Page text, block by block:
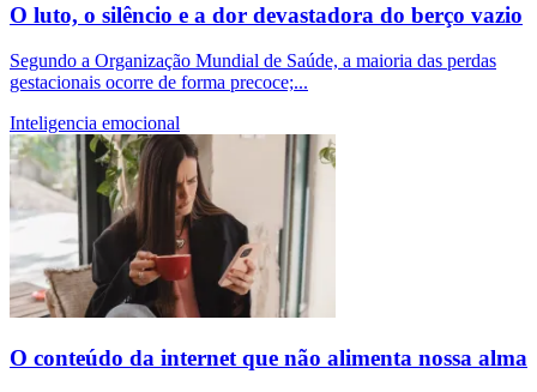
O luto, o silêncio e a dor devastadora do berço vazio
Segundo a Organização Mundial de Saúde, a maioria das perdas
gestacionais ocorre de forma precoce;...
Inteligencia emocional
O conteúdo da internet que não alimenta nossa alma